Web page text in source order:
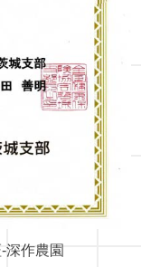
深作農園